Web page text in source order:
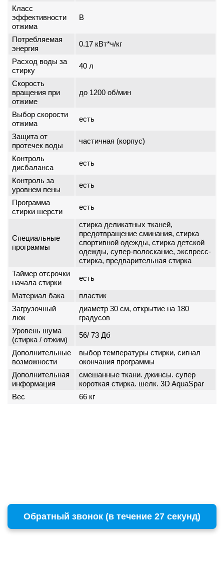
Класс
эффективности
отжима
B
Потребляемая
энергия
0.17 кВт*ч/кг
Расход воды за
стирку
40 л
Скорость
вращения при
отжиме
до 1200 об/мин
Выбор скорости
отжима
есть
Защита от
протечек воды
частичная (корпус)
Контроль
дисбаланса
есть
Контроль за
уровнем пены
есть
Программа
стирки шерсти
есть
Специальные
программы
стирка деликатных тканей,
предотвращение сминания, стирка
спортивной одежды, стирка детской
одежды, супер-полоскание, экспресс-
стирка, предварительная стирка
Таймер отсрочки
начала стирки
есть
Материал бака
пластик
Загрузочный
люк
диаметр 30 см, открытие на 180
градусов
Уровень шума
(стирка / отжим)
56/ 73 Дб
Дополнительные
возможности
выбор температуры стирки, сигнал
окончания программы
Дополнительная
информация
смешанные ткани. джинсы. супер
короткая стирка. шелк. 3D AquaSpar
Вес
66 кг
Обратный звонок (в течение 27 секунд)